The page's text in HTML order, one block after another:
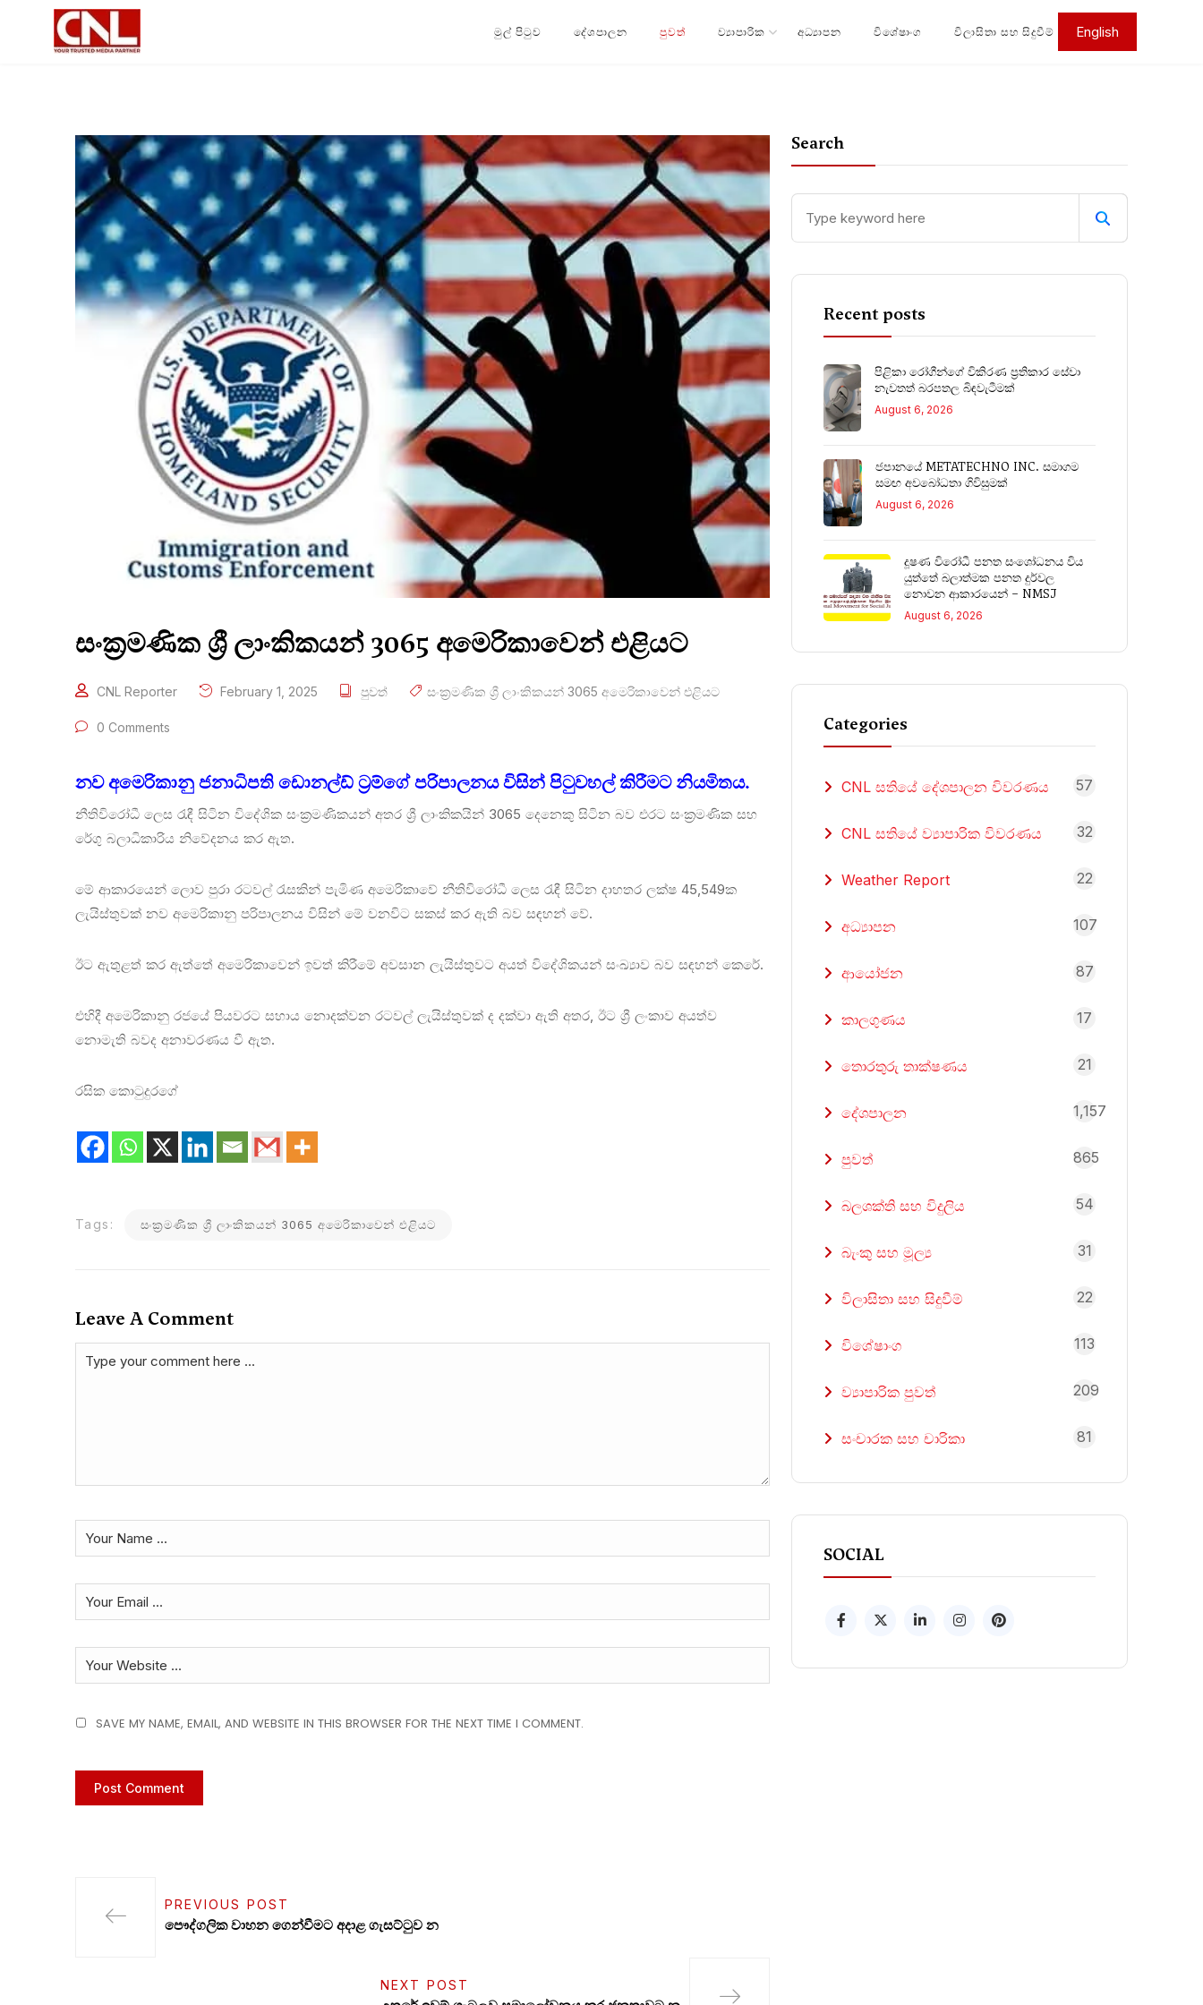
මුල් පිටුව දේශපාලන පුවත් ව්‍යාපාරික අධ්‍යාපන විශේෂාංග විලාසිතා සහ සිදුවීම් English
සංක්‍රමණික ශ්‍රී ලාංකිකයන් 3065 අමෙරිකාවෙන් එළියට
CNL Reporter February 1, 2025 පුවත් සංක්‍රමණික ශ්‍රී ලාංකිකයන් 3065 අමෙරිකාවෙන් එළියට
0 Comments
නව අමෙරිකානු ජනාධිපති ඩොනල්ඩ් ට්‍රම්ගේ පරිපාලනය විසින් පිටුවහල් කිරීමට නියමිතය.
නීතිවිරෝධී ලෙස රැඳී සිටින විදේශික සංක්‍රමණිකයන් අතර ශ්‍රී ලාංකිකයින් 3065 දෙනෙකු සිටින බව එරට සංක්‍රමණික සහ
රේගු බලාධිකාරිය නිවේදනය කර ඇත.
මේ ආකාරයෙන් ලොව පුරා රටවල් රැසකින් පැමිණ අමෙරිකාවේ නීතිවිරෝධී ලෙස රැඳී සිටින දාහතර ලක්ෂ 45,549ක
ලැයිස්තුවක් නව අමෙරිකානු පරිපාලනය විසින් මේ වනවිට සකස් කර ඇති බව සඳහන් වේ.
ඊට ඇතුළත් කර ඇත්තේ අමෙරිකාවෙන් ඉවත් කිරීමේ අවසාන ලැයිස්තුවට අයත් විදේශිකයන් සංඛ්‍යාව බව සඳහන් කෙරේ.
එහිදී අමෙරිකානු රජයේ පියවරට සහාය නොදක්වන රටවල් ලැයිස්තුවක් ද දක්වා ඇති අතර, ඊට ශ්‍රී ලංකාව අයත්ව
නොමැති බවද අනාවරණය වී ඇත.
රසික කොටුදුරගේ
Tags: සංක්‍රමණික ශ්‍රී ලාංකිකයන් 3065 අමෙරිකාවෙන් එළියට
Leave A Comment
SAVE MY NAME, EMAIL, AND WEBSITE IN THIS BROWSER FOR THE NEXT TIME I COMMENT.
PREVIOUS POST
පෞද්ගලික වාහන ගෙන්වීමට අදාළ ගැසට්ටුව න
NEXT POST
Search
Recent posts
පිළිකා රෝගීන්ගේ විකිරණ ප්‍රතිකාර සේවා
නැවතත් බරපතල බිඳවැටීමක්
August 6, 2026
ජපානයේ METATECHNO INC. සමාගම
සමඟ අවබෝධතා ගිවිසුමක්
August 6, 2026
දූෂණ විරෝධී පනත සංශෝධනය විය
යුත්තේ බලාත්මක පනත දුර්වල
නොවන ආකාරයෙන් – NMSJ
August 6, 2026
Categories
CNL සතියේ දේශපාලන විවරණය 57
CNL සතියේ ව්‍යාපාරික විවරණය 32
Weather Report 22
අධ්‍යාපන 107
ආයෝජන 87
කාලගුණය 17
තොරතුරු තාක්ෂණය 21
දේශපාලන 1,157
පුවත් 865
බලශක්ති සහ විදුලිය 54
බැංකු සහ මූල්‍ය 31
විලාසිතා සහ සිදුවීම් 22
විශේෂාංග 113
ව්‍යාපාරික පුවත් 209
සංචාරක සහ චාරිකා 81
SOCIAL